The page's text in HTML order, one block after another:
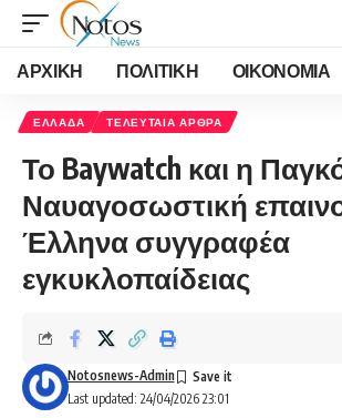
ΑΡΧΙΚΗ ΠΟΛΙΤΙΚΗ ΟΙΚΟΝΟΜΙΑ
ΕΛΛΑΔΑ ΤΕΛΕΥΤΑΙΑ ΑΡΘΡΑ
Το Baywatch και η
Ναυαγοσωστική
Έλληνα συγγραφέα
εγκυκλοπαίδειας
Last updated: 24/04/2026 23:01
Notosnews-Admin